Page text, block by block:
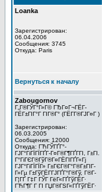
Loanka
Зарегистрирован:
06.04.2006
Сообщения: 3745
Откуда: Paris
Вернуться к началу
Zabougornov
Г„Г®ГЎГ°Г»Г© ГЂГ¤Г¬ГЁГ­
ГЁГ±ГІГ°Г ГІГ®Г° (ГЁГ­Г®ГЈГ¤Г )
Зарегистрирован:
06.03.2005
Сообщения: 12000
Откуда: ГЋГЎГҐГ°-
ГЈГ°ГіГЇГЇГҐГ­-Г¤Г®Г¶ГҐГ­ГІ, Г±ГІ.
Г°ГіГЄГ®ГўГ®Г¤ГЁГІГҐГ«Гј
ГЈГ°ГіГЇГЇГ» Г±ГЄГ®Г°Г®Г±ГІГ­
Г»Гµ Г±ГўГЁГ­ГЈГҐГ°Г®Гў, Г®Г­
Г¦ГҐ Г‡Г ГЎГ ГёГ«ГҐГўГЁГ·
ГЋГ¶Г Г ГІ ГЏГ®ГЅГ«ГҐГўГЁГ·